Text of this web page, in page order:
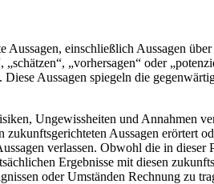
einschließlich Aussagen
„schätzen“, „vorhersagen“ oder
Aussagen spiegeln die
Ungewissheiten und Annahmen
zukunftsgerichteten Aussagen
verlassen. Obwohl die in
Ergebnisse mit diesen
oder Umständen Rechnung zu